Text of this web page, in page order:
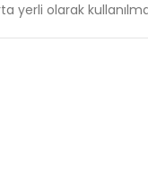
yerli olarak